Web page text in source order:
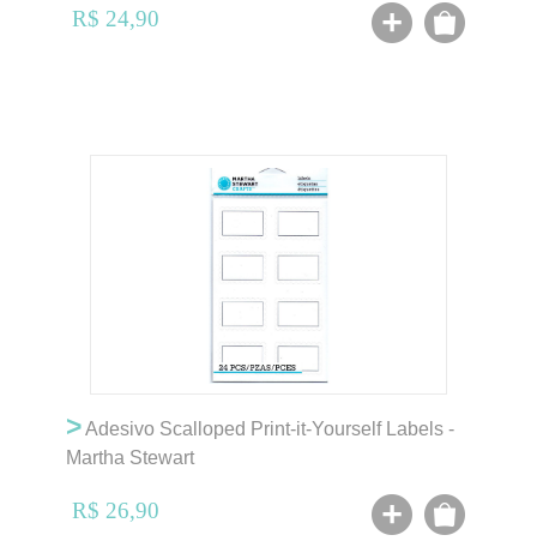
R$ 24,90
>Adesivo Scalloped Print-it-Yourself Labels -
Martha Stewart
R$ 26,90